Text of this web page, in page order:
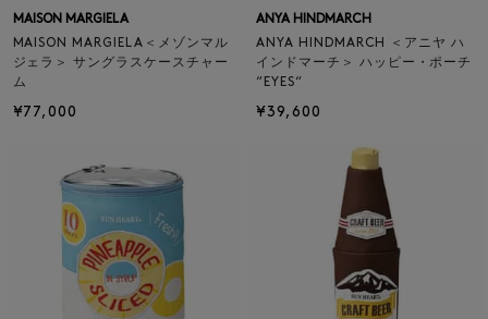
MAISON MARGIELA
MAISON MARGIELA＜メゾンマル
ジェラ＞ サングラスケースチャー
ム
¥77,000
ANYA HINDMARCH
ANYA HINDMARCH ＜アニヤ ハ
インドマーチ＞ ハッピー・ポーチ
“EYES“
¥39,600